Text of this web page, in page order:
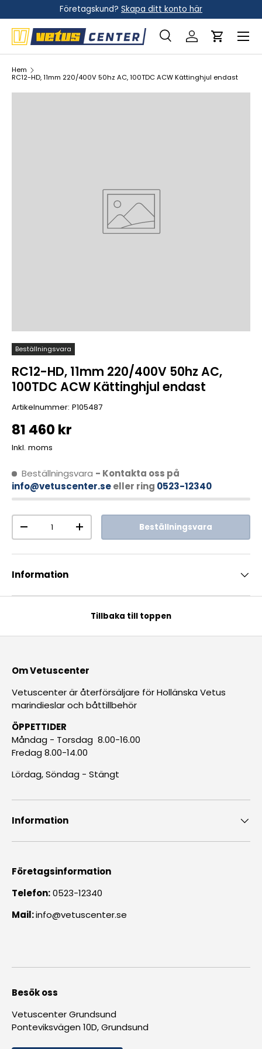
Hoppa till innehållet
Företagskund? Skapa ditt konto här
Sök
Sök Logga inVagn
Meny
Hem
RC12-HD, 11mm 220/400V 50hz AC, 100TDC ACW Kättinghjul endast
Beställningsvara
RC12-HD, 11mm 220/400V 50hz AC,
100TDC ACW Kättinghjul endast
Artikelnummer: P105487
81 460 kr
Inkl. moms
Beställningsvara - Kontakta oss på
info@vetuscenter.seeller ring 0523-12340
Antal
-
+ Beställningsvara
Information
Tillbaka till toppen
Om Vetuscenter
Vetuscenter är återförsäljare för Hollänska Vetus
marindieslar och båttillbehör
ÖPPETTIDER
Måndag - Torsdag 8.00-16.00
Fredag 8.00-14.00
Lördag, Söndag - Stängt
Information
Företagsinformation
Telefon:0523-12340
Mail:info@vetuscenter.se
Besök oss
Vetuscenter Grundsund
Ponteviksvägen 10D, Grundsund